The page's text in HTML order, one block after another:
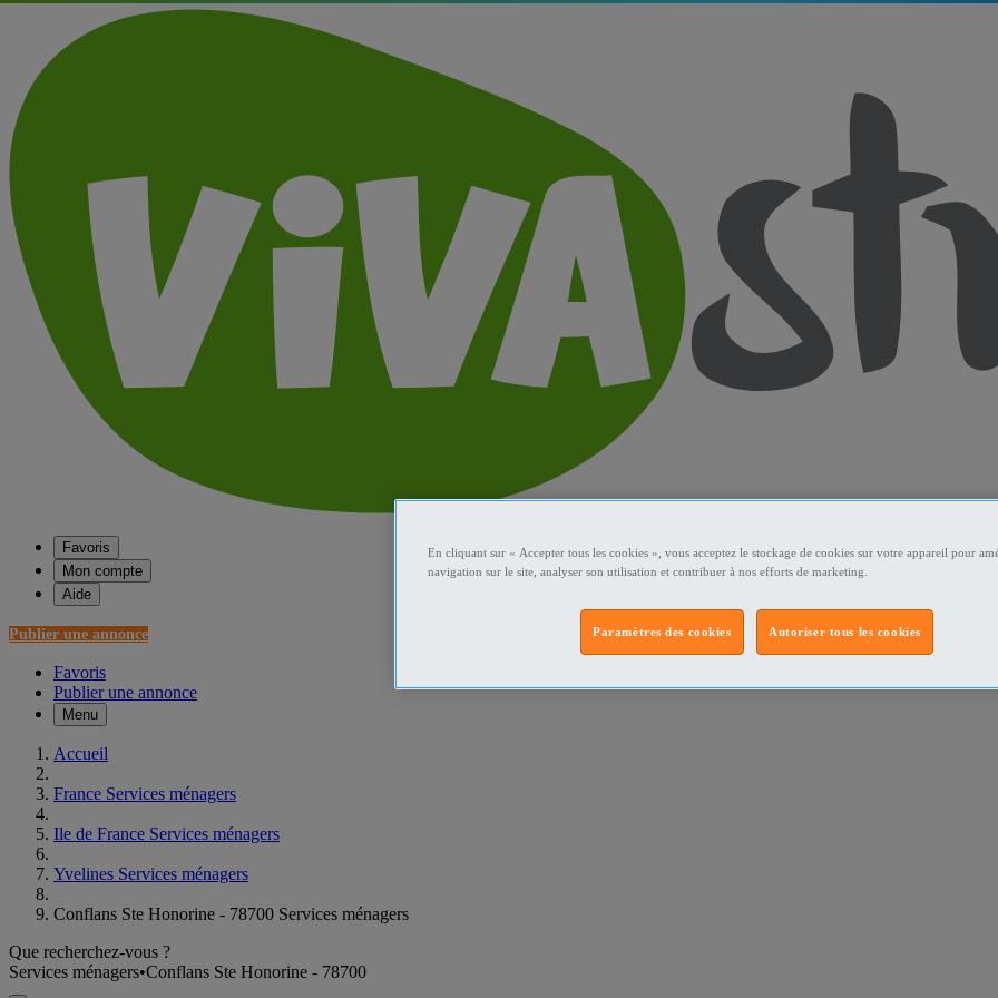
Favoris
Mon compte
Aide
Publier une annonce
Favoris
Publier une annonce
Menu
Accueil
France Services ménagers
Ile de France Services ménagers
Yvelines Services ménagers
Conflans Ste Honorine - 78700 Services ménagers
Que recherchez-vous ?
Services ménagers•Conflans Ste Honorine - 78700
En cliquant sur « Accepter tous les cookies », vous acceptez le stockage de cookies sur votre appareil pour
navigation sur le site, analyser son utilisation et contribuer à nos efforts de marketing.
Autoriser tous les cookies
Paramètres des cookies